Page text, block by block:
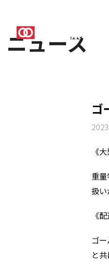
ニュース
ゴ
《
重
扱い
《
ゴ
と